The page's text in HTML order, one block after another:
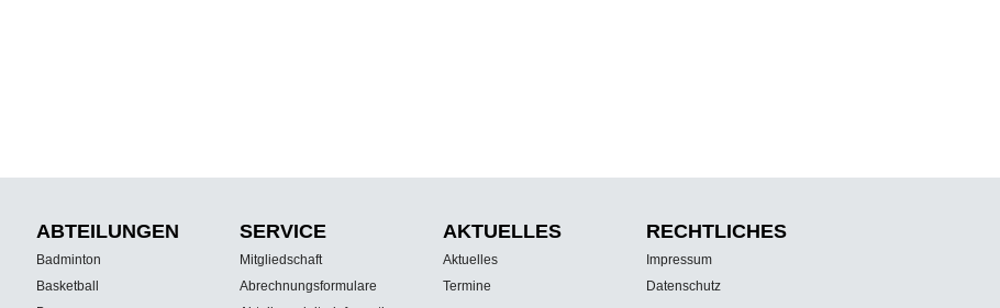
ABTEILUNGEN
Badminton
Basketball
SERVICE
Mitgliedschaft
Abrechnungsformulare
AKTUELLES
Aktuelles
Termine
RECHTLICHES
Impressum
Datenschutz